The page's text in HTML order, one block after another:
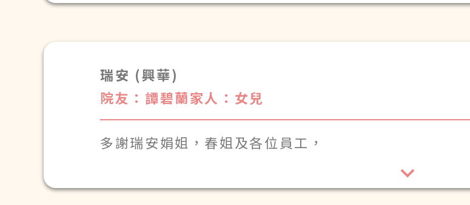
心，亦為貴中心増添工作。幸得各位以專業與愛心守護
定，讓我們由衷安心與感動。
特此感謝翠姑娘的悉心照顧與陪伴，以及華姐、金姑娘
人得以安心。
瑞安 (興華)
院友：譚碧蘭家人：女兒
多謝瑞安娟姐，春姐及各位員工，